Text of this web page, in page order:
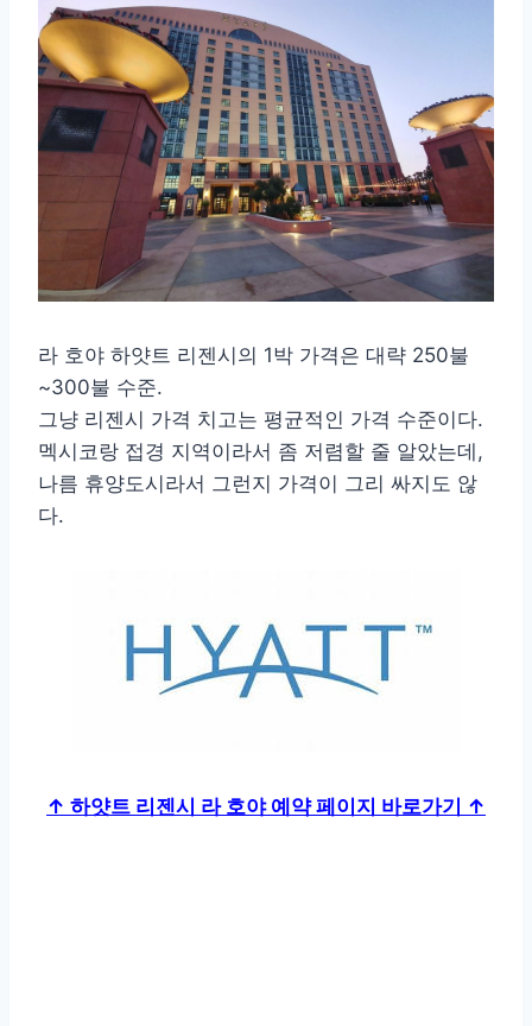
라 호야 하얏트 리젠시의 1박 가격은 대략 250불
~300불 수준.
그냥 리젠시 가격 치고는 평균적인 가격 수준이다.
멕시코랑 접경 지역이라서 좀 저렴할 줄 알았는데,
나름 휴양도시라서 그런지 가격이 그리 싸지도 않
다.
↑ 하얏트 리젠시 라 호야 예약 페이지 바로가기 ↑